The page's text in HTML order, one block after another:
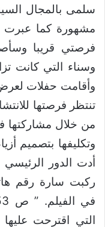
سلمى بالمجال
مشهورة كما
وسناء التي كانت
وأقامت حفلات لعرض
تنتظر فرصتها
من خلال
وتكليفها بتصميم
أدت الدور الرئيسي
ركبت سارة رقم
التي اقترحت